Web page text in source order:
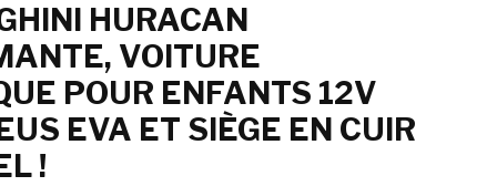
HURACAN
VOITURE
POUR ENFANTS 12V
EVA ET SIÈGE EN CUIR
!